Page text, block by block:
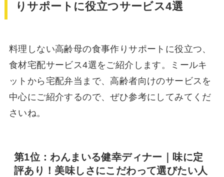
りサポートに役立つサービス4選
料理しない高齢母の食事作りサポートに役立つ、
食材宅配サービス4選をご紹介します。ミールキ
ットから宅配弁当まで、高齢者向けのサービスを
中心にご紹介するので、ぜひ参考にしてみてくだ
さいね。
第1位：わんまいる健幸ディナー｜味に定
評あり！美味しさにこだわって選びたい人